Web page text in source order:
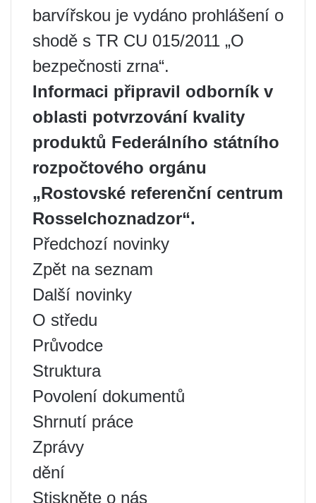
barvířskou je vydáno prohlášení o
shodě s TR CU 015/2011 „O
bezpečnosti zrna“.
Informaci připravil odborník v
oblasti potvrzování kvality
produktů Federálního státního
rozpočtového orgánu
„Rostovské referenční centrum
Rosselchoznadzor“.
Předchozí novinky
Zpět na seznam
Další novinky
O středu
Průvodce
Struktura
Povolení dokumentů
Shrnutí práce
Zprávy
dění
Stiskněte o nás